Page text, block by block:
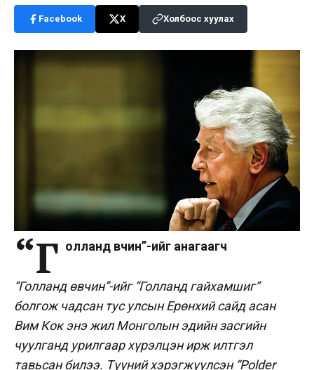
Facebook X Холбоос хуулах
“Г олланд өвчин”-ийг анагаагч
“Голланд өвчин”-ийг “Голланд гайхамшиг”
болгож чадсан тус улсын Ерөнхий сайд асан
Вим Кок энэ жил Монголын эдийн засгийн
чуулганд урилгаар хүрэлцэн ирж илтгэл
тавьсан билээ. Түүний хэрэгжүүлсэн “Polder